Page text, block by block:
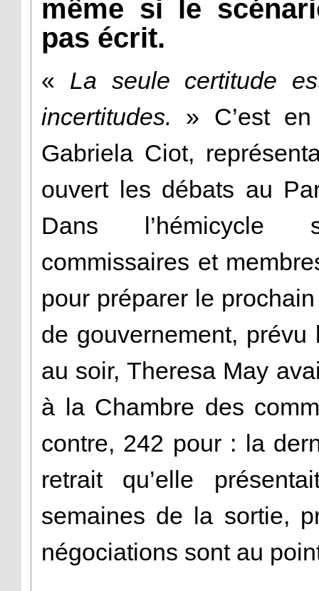
même si le
pas écrit.
« La seule certitude
incertitudes. » C’est
Gabriela Ciot,
ouvert les débats au
Dans l’hémicycle
commissaires et
pour préparer le
de gouvernement,
au soir, Theresa May
à la Chambre des
contre, 242 pour : la
retrait qu’elle
semaines de la sortie,
négociations sont au